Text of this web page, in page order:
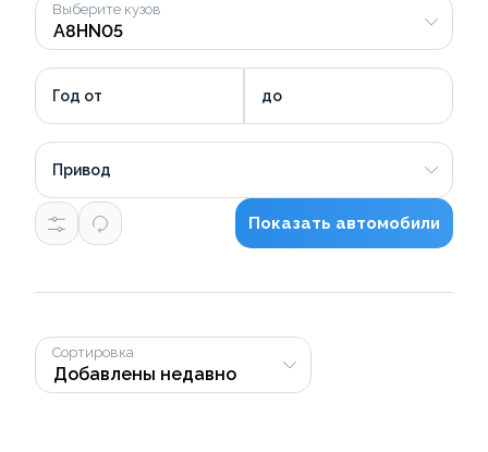
Выберите кузов
Год от до
Привод
Показать автомобили
Сортировка